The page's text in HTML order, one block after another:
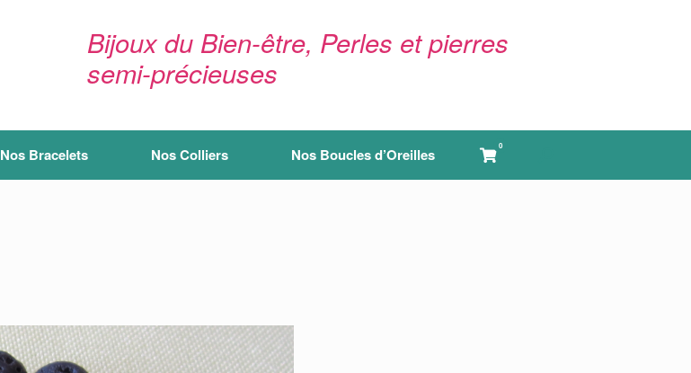
Bijoux du Bien-être, Perles et pierres
semi-précieuses
Nos Bracelets Nos Colliers Nos Boucles d’Oreilles View
shopping
cart
0